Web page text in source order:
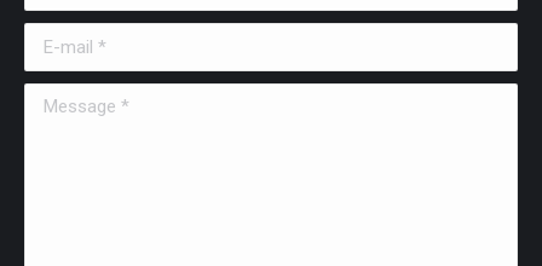
E-mail *
Message *